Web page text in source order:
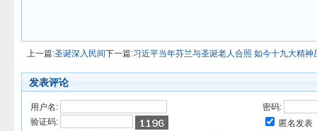
上一篇:圣诞深入民间下一篇:习近平当年芬兰与圣诞老人合照 如今十九大精神
发表评论
用户名:
密码:
验证码:
匿名发表